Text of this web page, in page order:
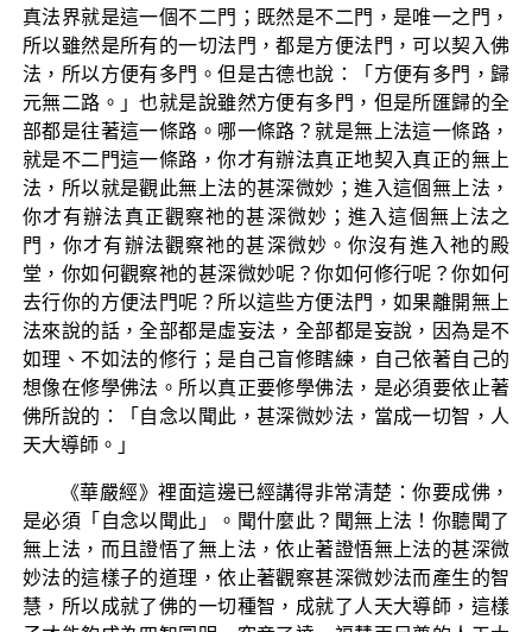
真法界就是這一個不二門；既然是不二門，是唯一之門，
所以雖然是所有的一切法門，都是方便法門，可以契入佛
法，所以方便有多門。但是古德也說：「方便有多門，歸
元無二路。」也就是說雖然方便有多門，但是所匯歸的全
部都是往著這一條路。哪一條路？就是無上法這一條路，
就是不二門這一條路，你才有辦法真正地契入真正的無上
法，所以就是觀此無上法的甚深微妙；進入這個無上法，
你才有辦法真正觀察祂的甚深微妙；進入這個無上法之
門，你才有辦法觀察祂的甚深微妙。你沒有進入祂的殿
堂，你如何觀察祂的甚深微妙呢？你如何修行呢？你如何
去行你的方便法門呢？所以這些方便法門，如果離開無上
法來說的話，全部都是虛妄法，全部都是妄說，因為是不
如理、不如法的修行；是自己盲修瞎練，自己依著自己的
想像在修學佛法。所以真正要修學佛法，是必須要依止著
佛所說的：「自念以聞此，甚深微妙法，當成一切智，人
天大導師。」
《華嚴經》裡面這邊已經講得非常清楚：你要成佛，
是必須「自念以聞此」。聞什麼此？聞無上法！你聽聞了
無上法，而且證悟了無上法，依止著證悟無上法的甚深微
妙法的這樣子的道理，依止著觀察甚深微妙法而產生的智
慧，所以成就了佛的一切種智，成就了人天大導師，這樣